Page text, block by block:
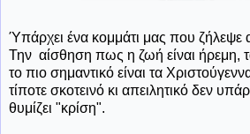
Ύπάρχει ένα κομμάτι μας που ζήλεψε
Την αίσθηση πως η ζωή είναι ήρεμη,
το πιο σημαντικό είναι τα
τίποτε σκοτεινό κι απειλητικό δεν
θυμίζει "κρίση".